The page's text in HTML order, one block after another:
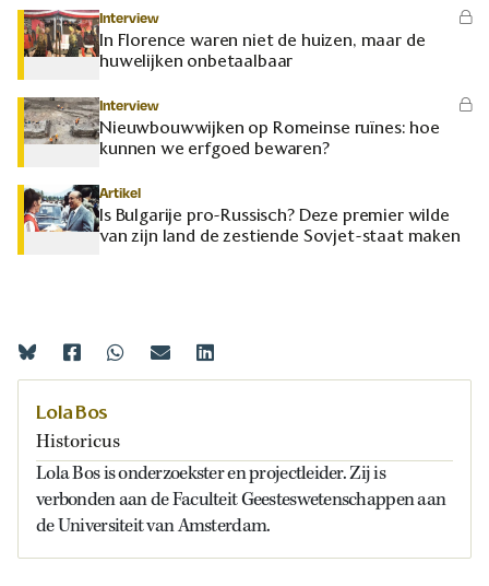
Interview
In Florence waren niet de huizen, maar de
huwelijken onbetaalbaar
Interview
Nieuwbouwwijken op Romeinse ruïnes: hoe
kunnen we erfgoed bewaren?
Artikel
Is Bulgarije pro-Russisch? Deze premier wilde
van zijn land de zestiende Sovjet-staat maken
Lola Bos
Historicus
Lola Bos is onderzoekster en projectleider. Zij is
verbonden aan de Faculteit Geesteswetenschappen aan
de Universiteit van Amsterdam.